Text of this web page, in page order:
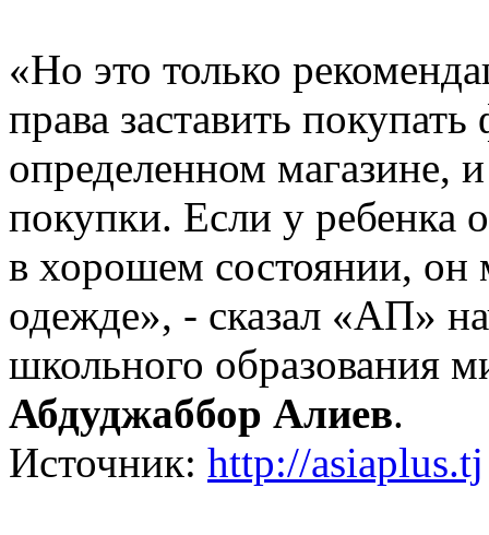
«Но это только
права заставить
определенном магазине,
покупки. Если у ребенка
в хорошем состоянии, он
одежде», - сказал «АП»
школьного образования
Абдуджаббор Алиев.
Источник: http://asiaplus.tj